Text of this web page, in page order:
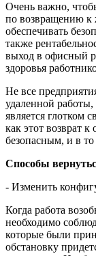
Очень важно,
по возвращению к
обеспечивать
также
выход в офисный
здоровья
Не все
удаленной работы,
является глотком
как этот возврат
безопасным, и в
Способы
- Изменить
Когда работа
необходимо
которые были
обстановку